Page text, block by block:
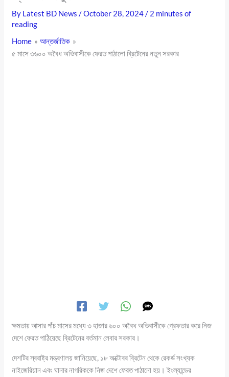
By Latest BD News/October 28, 2024/ 2 minutes of
reading
Home
আন্তর্জাতিক
৫ মাসে ৩৬০০ অবৈধ অভিবাসীকে ফেরত পাঠালো ব্রিটেনের নতুন সরকার
ক্ষমতায় আসার পাঁচ মাসের মধ্যে ৩ হাজার ৬০০ অবৈধ অভিবাসীকে গ্রেফতার করে নিজ
দেশে ফেরত পাঠিয়েছে ব্রিটেনের বর্তমান লেবার সরকার।
দেশটির স্বরাষ্ট্র মন্ত্রণালয় জানিয়েছে, ১৮ অক্টোবর ব্রিটেন থেকে রেকর্ড সংখ্যক
নাইজেরিয়ান এবং ঘানার নাগরিককে নিজ দেশে ফেরত পাঠানো হয়। ইংল্যান্ডের